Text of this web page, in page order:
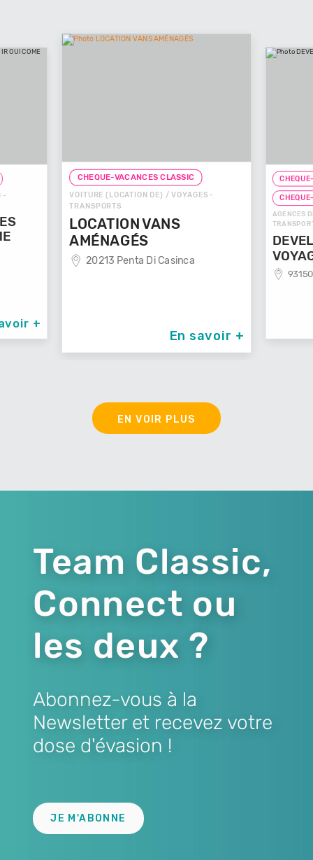
+
CHEQUE-VACANCES CLASSIC
VOITURE (LOCATION DE) / VOYAGES -
TRANSPORTS
LOCATION VANS
AMÉNAGÉS
20213 Penta Di Casinca
En savoir +
CHEQUE-
CHEQUE-
AGENCES DE
TRANSPORTS
93150 Le
EN VOIR PLUS
Team Classic,
Connect ou
les deux ?
Abonnez-vous à la
Newsletter et recevez votre
dose d'évasion !
JE M'ABONNE